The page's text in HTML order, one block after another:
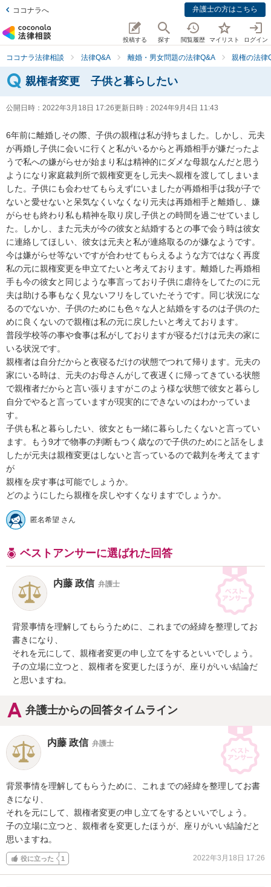
ココナラへ 弁護士の方はこちら
投稿する 探す 閲覧履歴 マイリスト ログイン
ココナラ法律相談 法律Q&A 離婚・男女問題の法律Q&A 親権の法律
親権者変更 子供と暮らしたい
公開日時： 2022年3月18日 17:26更新日時： 2024年9月4日 11:43
6年前に離婚しその際、子供の親権は私が持ちました。しかし、元夫
が再婚し子供に会いに行くと私がいるからと再婚相手が嫌だったよ
うで私への嫌がらせが始まり私は精神的にダメな母親なんだと思う
ようになり家庭裁判所で親権変更をし元夫へ親権を渡してしまいま
した。子供にも会わせてもらえずにいましたが再婚相手は我が子で
ないと愛せないと呆気なくいなくなり元夫は再婚相手と離婚し、嫌
がらせも終わり私も精神を取り戻し子供との時間を過ごせていまし
た。しかし、また元夫が今の彼女と結婚するとの事で会う時は彼女
に連絡してほしい、彼女は元夫と私が連絡取るのが嫌なようです。
今は嫌がらせ等ないですが合わせてもらえるような方ではなく再度
私の元に親権変更を申立てたいと考えております。離婚した再婚相
手も今の彼女と同じような事言っており子供に虐待をしてたのに元
夫は助ける事もなく見ないフリをしていたそうです。同じ状況にな
るのでないか、子供のためにも色々な人と結婚をするのは子供のた
めに良くないので親権は私の元に戻したいと考えております。
普段学校等の事や食事は私がしておりますが寝るだけは元夫の家に
いる状況です。
親権者は自分だからと夜寝るだけの状態でつれて帰ります。元夫の
家にいる時は、元夫のお母さんがして夜遅くに帰ってきている状態
で親権者だからと言い張りますがこのよう様な状態で彼女と暮らし
自分でやると言っていますが現実的にできないのはわかっていま
す。
子供も私と暮らしたい、彼女とも一緒に暮らしたくないと言ってい
ます。もう9才で物事の判断もつく歳なので子供のためにと話をしま
したが元夫は親権変更はしないと言っているので裁判を考えてます
が
親権を戻す事は可能でしょうか。
どのようにしたら親権を戻しやすくなりますでしょうか。
匿名希望 さん
ベストアンサーに選ばれた回答
内藤 政信 弁護士
背景事情を理解してもらうために、これまでの経緯を整理してお
書きになり、
それを元にして、親権者変更の申し立てをするといいでしょう。
子の立場に立つと、親権者を変更したほうが、座りがいい結論だ
と思いますね。
弁護士からの回答タイムライン
内藤 政信 弁護士
背景事情を理解してもらうために、これまでの経緯を整理してお書
きになり、
それを元にして、親権者変更の申し立てをするといいでしょう。
子の立場に立つと、親権者を変更したほうが、座りがいい結論だと
思いますね。
役に立った 1 2022年3月18日 17:26